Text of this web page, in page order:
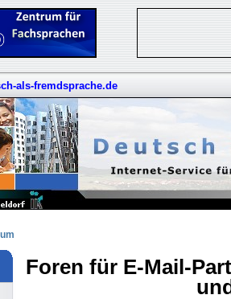
als-fremdsprache.de
Foren für E-Mail-